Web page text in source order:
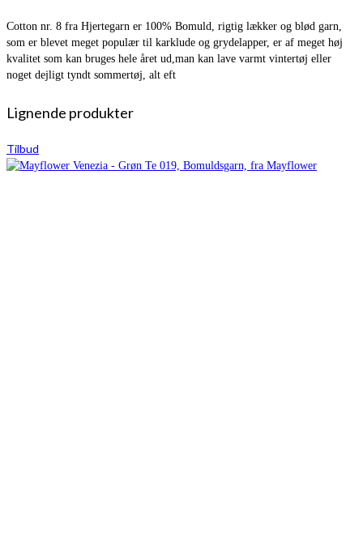
Cotton nr. 8 fra Hjertegarn er 100% Bomuld, rigtig lækker og blød garn,
som er blevet meget populær til karklude og grydelapper, er af meget høj
kvalitet som kan bruges hele året ud,man kan lave varmt vintertøj eller
noget dejligt tyndt sommertøj, alt eft
Lignende produkter
Tilbud